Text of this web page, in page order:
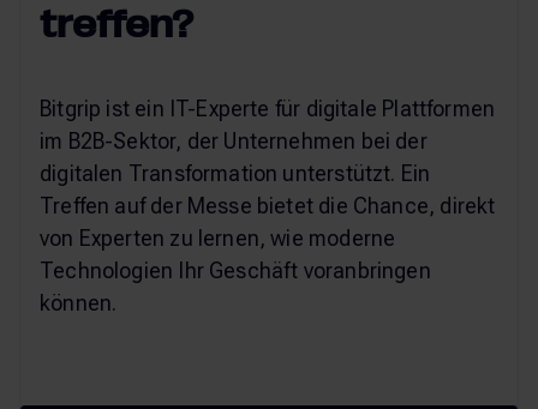
treffen?
Bitgrip ist ein IT-Experte für digitale Plattformen
im B2B-Sektor, der Unternehmen bei der
digitalen Transformation unterstützt. Ein
Treffen auf der Messe bietet die Chance, direkt
von Experten zu lernen, wie moderne
Technologien Ihr Geschäft voranbringen
können.